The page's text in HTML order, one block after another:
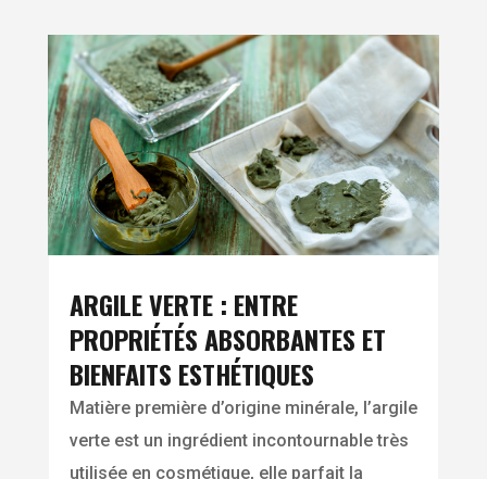
ARGILE VERTE : ENTRE
PROPRIÉTÉS ABSORBANTES ET
BIENFAITS ESTHÉTIQUES
Matière première d’origine minérale, l’argile
verte est un ingrédient incontournable très
utilisée en cosmétique, elle parfait la